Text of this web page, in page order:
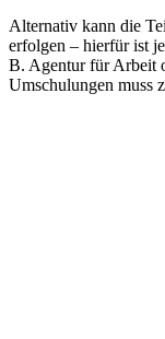
Alternativ kann die
erfolgen – hierfür ist
B. Agentur für Arbeit
Umschulungen muss